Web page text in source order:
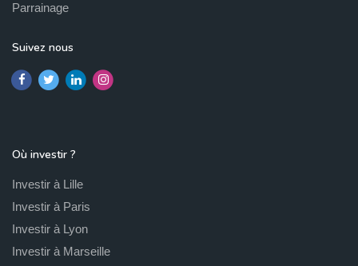
Parrainage
Suivez nous
Où investir ?
Investir à Lille
Investir à Paris
Investir à Lyon
Investir à Marseille